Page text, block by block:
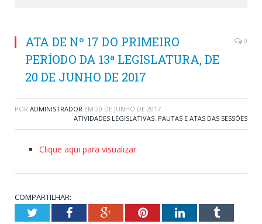
ATA DE Nº 17 DO PRIMEIRO
PERÍODO DA 13ª LEGISLATURA, DE
20 DE JUNHO DE 2017
0
POR ADMINISTRADOR EM 20 DE JUNHO DE 2017
ATIVIDADES LEGISLATIVAS, PAUTAS E ATAS DAS SESSÕES
Clique aqui para visualizar
COMPARTILHAR:
TwitterFacebookGoogle+PinterestLinkedInTumblr